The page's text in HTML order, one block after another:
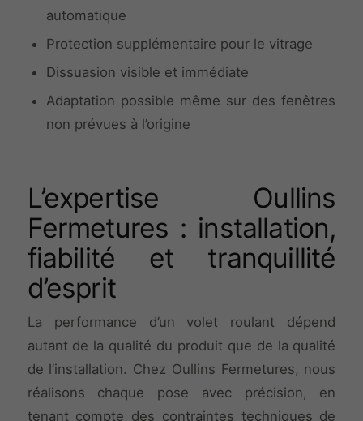
automatique
Protection supplémentaire pour le vitrage
Dissuasion visible et immédiate
Adaptation possible même sur des fenêtres
non prévues à l’origine
L’expertise Oullins
Fermetures : installation,
fiabilité et tranquillité
d’esprit
La performance d’un volet roulant dépend
autant de la qualité du produit que de la qualité
de l’installation. Chez Oullins Fermetures, nous
réalisons chaque pose avec précision, en
tenant compte des contraintes techniques de